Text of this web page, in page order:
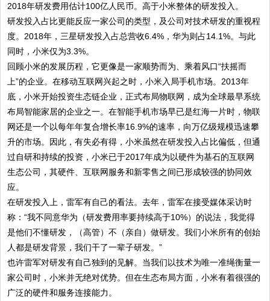
2018年研发费用估计100亿人民币。高于小米整体的研发投入。
研发投入占比更能反应一家公司的类型，及公司对技术研发的重视程
度。2018年，三星研发投入占总营收6.4%，华为则占14.1%。与此
同时，小米仅为3.3%。
回顾小米的发展历程，它更像是一家顺势而为、乘着风口“扶摇而
上”的企业。在移动互联网兴起之时，小米入局手机市场。2013年
底，小米开始投资生态链企业，正式布局物联网，成为全球最早系统
布局智能家居的企业之一。在智能手机市场早已是红海一片时，物联
网还是一个以每年年复合增长率16.9%的速率，向万亿级规模迅速攀
升的市场。因此，有失必有得，小米虽然在研发投入占比偏低，但通
过自研和持续的投资，小米已于2017年成为以硬件为基石的互联网
生态公司，其硬件、互联网服务和新零售之间已形成较强的协同效
应。
在研发投入上，雷军有自己的看法。去年，雷军在接受媒体采访时
称：“我不同意华为（研发费用率要持续高于10%）的说法，我觉得
是他们不懂研发，（高管）不（亲自）做研发。我们小米所有的创始
人都是研发背景，我们干了一辈子研发。”
也许雷军对研发有自己独到的见解。当我们以技术为唯一准绳衡量一
家公司时，小米并无绝对优势。但在生态布局方面，小米有着很强的
广泛的硬件和服务连接能力。